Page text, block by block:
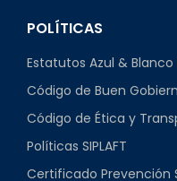
POLÍTICAS
Estatutos Azul & Blanco
Código de Buen
Código de Ética y
Políticas SIPLAFT
Certificado Prevención